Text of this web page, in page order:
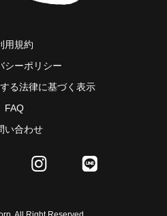
用規約
シーポリシー
る法律に基づく表示
FAQ
い合わせ